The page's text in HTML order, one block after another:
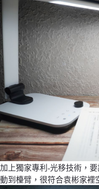
加上獨家專利-光移技術，
動到檯臂，很符合袁彬家裡